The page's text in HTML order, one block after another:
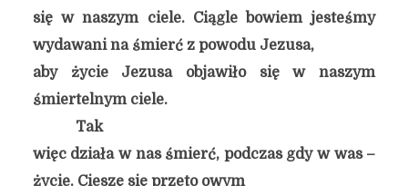
się w naszym ciele. Ciągle bowiem jesteśmy
wydawani na śmierć z powodu Jezusa,
aby życie Jezusa objawiło się w naszym
śmiertelnym ciele.
Tak
więc działa w nas śmierć, podczas gdy w was –
życie. Cieszę się przeto owym